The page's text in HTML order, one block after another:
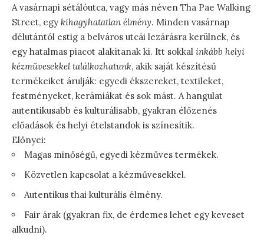
A vasárnapi sétálóutca, vagy más néven Tha Pae Walking
Street, egy kihagyhatatlan élmény. Minden vasárnap
délutántól estig a belváros utcái lezárásra kerülnek, és
egy hatalmas piacot alakítanak ki. Itt sokkal inkább helyi
kézművesekkel találkozhatunk, akik saját készítésű
termékeiket árulják: egyedi ékszereket, textileket,
festményeket, kerámiákat és sok mást. A hangulat
autentikusabb és kulturálisabb, gyakran élőzenés
előadások és helyi ételstandok is színesítik.
Előnyei:
Magas minőségű, egyedi kézműves termékek.
Közvetlen kapcsolat a kézművesekkel.
Autentikus thai kulturális élmény.
Fair árak (gyakran fix, de érdemes lehet egy keveset
alkudni).